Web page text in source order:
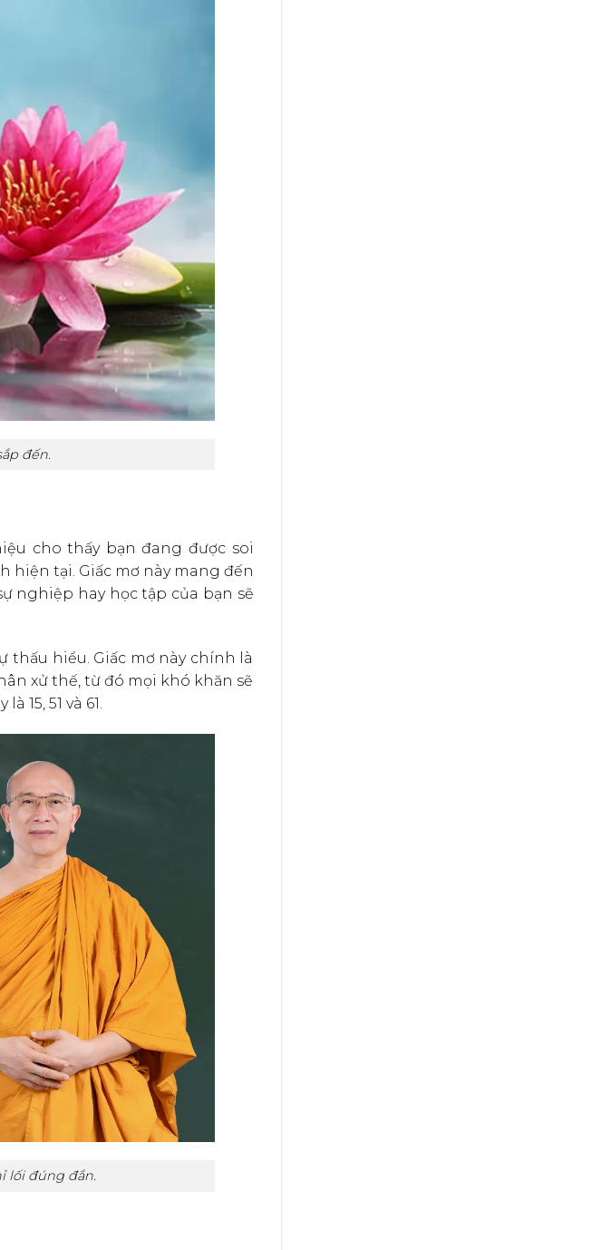
đến.
cho thấy bạn đang được soi
hiện tại. Giấc mơ này mang đến
nghiệp hay học tập của bạn sẽ
thấu hiểu. Giấc mơ này chính là
xử thế, từ đó mọi khó khăn sẽ
15, 51 và 61.
lối đúng đắn.